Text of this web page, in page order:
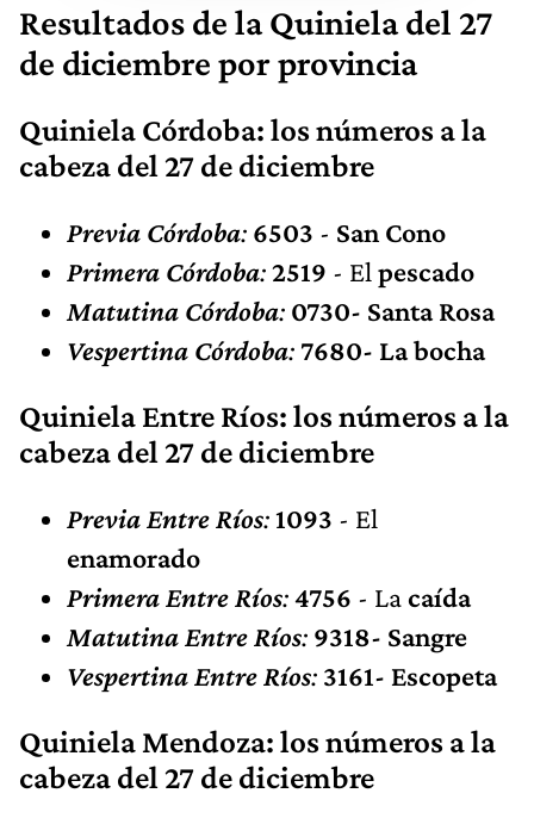
Resultados de la Quiniela del 27
de diciembre por provincia
Quiniela Córdoba: los números a la
cabeza del 27 de diciembre
Previa Córdoba: 6503 - San Cono
Primera Córdoba:2519 - El pescado
Matutina Córdoba: 0730- Santa Rosa
Vespertina Córdoba: 7680- La bocha
Quiniela Entre Ríos: los números a la
cabeza del 27 de diciembre
Previa Entre Ríos:1093 - El
enamorado
Primera Entre Ríos:4756 - Lacaída
Matutina Entre Ríos: 9318- Sangre
Vespertina Entre Ríos: 3161- Escopeta
Quiniela Mendoza: los números a la
cabeza del 27 de diciembre